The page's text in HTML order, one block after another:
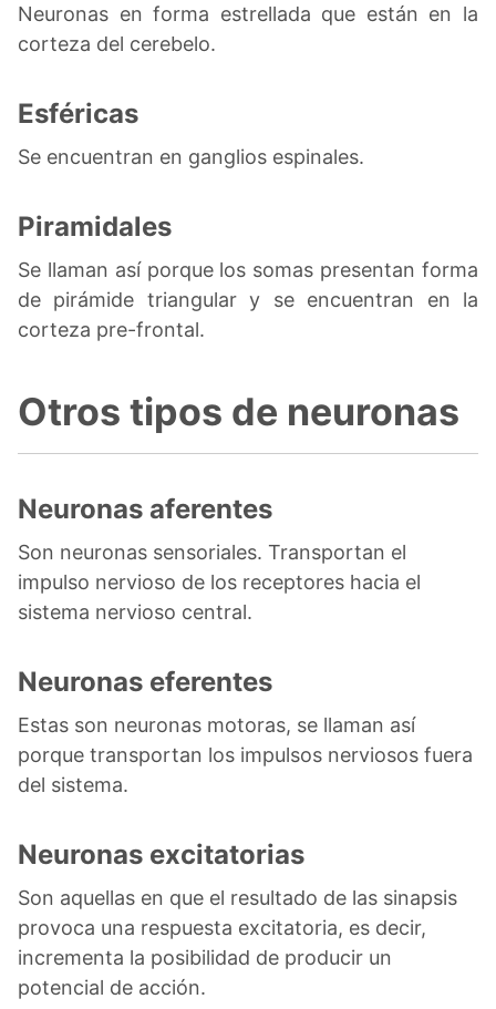
Neuronas en forma estrellada que están en la
corteza del cerebelo.
Esféricas
Se encuentran en ganglios espinales.
Piramidales
Se llaman así porque los somas presentan forma
de pirámide triangular y se encuentran en la
corteza pre-frontal.
Otros tipos de neuronas
Neuronas aferentes
Son neuronas sensoriales. Transportan el
impulso nervioso de los receptores hacia el
sistema nervioso central.
Neuronas eferentes
Estas son neuronas motoras, se llaman así
porque transportan los impulsos nerviosos fuera
del sistema.
Neuronas excitatorias
Son aquellas en que el resultado de las sinapsis
provoca una respuesta excitatoria, es decir,
incrementa la posibilidad de producir un
potencial de acción.